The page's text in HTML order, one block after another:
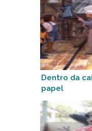
Dentro da
papel